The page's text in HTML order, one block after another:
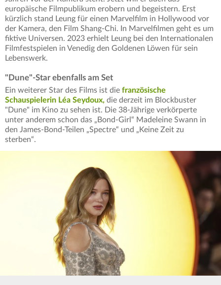
europäische Filmpublikum erobern und begeistern. Erst
kürzlich stand Leung für einen Marvelfilm in Hollywood vor
der Kamera, den Film Shang-Chi. In Marvelfilmen geht es um
fiktive Universen. 2023 erhielt Leung bei den Internationalen
Filmfestspielen in Venedig den Goldenen Löwen für sein
Lebenswerk.
"Dune"-Star ebenfalls am Set
Ein weiterer Star des Films ist die französische
Schauspielerin Léa Seydoux, die derzeit im Blockbuster
"Dune" im Kino zu sehen ist. Die 38-Jährige verkörperte
unter anderem schon das „Bond-Girl“ Madeleine Swann in
den James-Bond-Teilen „Spectre“ und „Keine Zeit zu
sterben“.